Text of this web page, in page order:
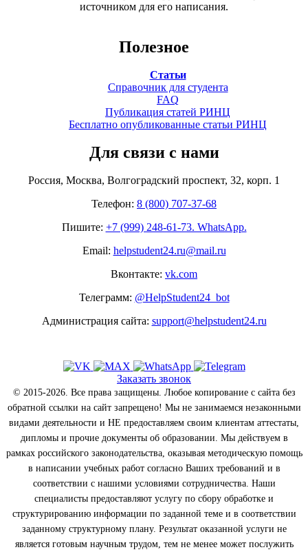
источником для его написания.
Полезное
Статьи
Справочник для студента
FAQ
Публикация статей РИНЦ
Бесплатно опубликованные статьи РИНЦ
Для связи с нами
Россия, Москва, Волгоградский проспект, 32, корп. 1
Телефон: 8 (800) 707-37-68
Пишите: +7 (999) 248-61-73. WhatsApp.
Email: helpstudent24.ru@mail.ru
Вконтакте: vk.com
Телеграмм: @HelpStudent24_bot
Администрация сайта: support@helpstudent24.ru
Заказать звонок
© 2015-2026. Все права защищены. Любое копирование с сайта без
обратной ссылки на сайт запрещено! Мы не занимаемся незаконными
видами деятельности и НЕ предоставляем своим клиентам аттестаты,
дипломы и прочие документы об образовании. Мы действуем в
рамках российского законодательства, оказывая методическую помощь
в написании учебных работ согласно Ваших требований и в
соответствии с нашими условиями сотрудничества. Наши
специалисты предоставляют услугу по сбору обработке и
структурированию информации по заданной теме и в соответствии
заданному структурному плану. Результат оказанной услуги не
является готовым научным трудом, тем не менее может послужить